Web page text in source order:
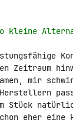
kleine
Zeitraum
mir
Stück
eher eine